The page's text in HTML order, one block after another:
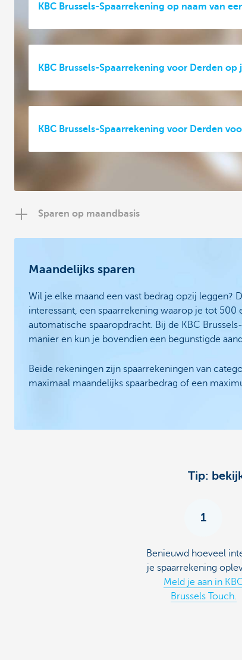
KBC Brussels-Spaarrekening op naam van
KBC Brussels-Spaarrekening voor Derden op
KBC Brussels-Spaarrekening voor Derden
Sparen op maandbasis
Maandelijks sparen
Wil je elke maand een vast bedrag opzij leggen?
interessant, een spaarrekening waarop je tot 500
automatische spaaropdracht. Bij de KBC
manier en kun je bovendien een begunstigde
Beide rekeningen zijn spaarrekeningen van
maximaal maandelijks spaarbedrag of een
Tip:
1
Benieuwd hoeveel
je spaarrekening
Meld je aan in
Brussels Touch.